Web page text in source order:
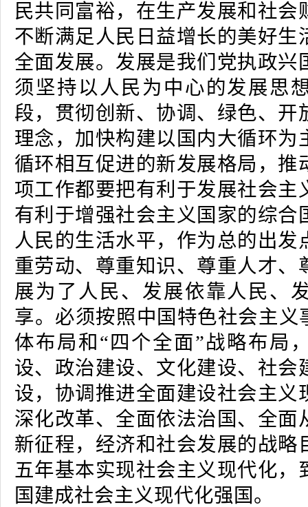
民共同富裕，在生产发展和社会
不断满足人民日益增长的美好生
全面发展。发展是我们党执政兴
须坚持以人民为中心的发展思
段，贯彻创新、协调、绿色、开
理念，加快构建以国内大循环为
循环相互促进的新发展格局，推
项工作都要把有利于发展社会主
有利于增强社会主义国家的综合
人民的生活水平，作为总的出发
重劳动、尊重知识、尊重人才、
展为了人民、发展依靠人民、
享。必须按照中国特色社会主义
体布局和“四个全面”战略布局
设、政治建设、文化建设、社会
设，协调推进全面建设社会主义
深化改革、全面依法治国、全面
新征程，经济和社会发展的战略
五年基本实现社会主义现代化，
国建成社会主义现代化强国。